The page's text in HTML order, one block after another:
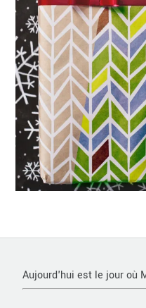
Aujourd'hui est le jour où